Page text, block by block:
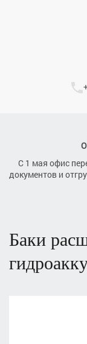
С 1 мая офис
документов и
Баки
Отправить